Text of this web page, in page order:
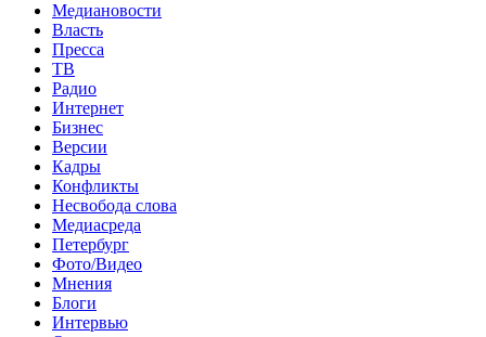
Медиановости
Власть
Пресса
ТВ
Радио
Интернет
Бизнес
Версии
Кадры
Конфликты
Несвобода слова
Медиасреда
Петербург
Фото/Видео
Мнения
Блоги
Интервью